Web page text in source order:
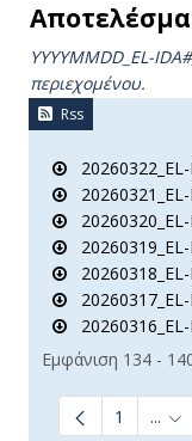
YYYYMMDD_EL-
περιεχομένου.
Rss
20260322_EL-
20260321_EL-
20260320_EL-
20260319_EL-
20260318_EL-
20260317_EL-
20260316_EL-
Εμφάνιση 134 -
1 ...